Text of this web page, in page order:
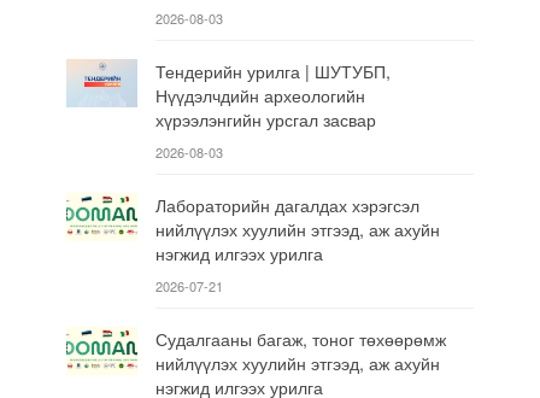
2026-08-03
Тендерийн урилга | ШУТУБП,
Нүүдэлчдийн археологийн
хүрээлэнгийн урсгал засвар
2026-08-03
Лабораторийн дагалдах хэрэгсэл
нийлүүлэх хуулийн этгээд, аж ахуйн
нэгжид илгээх урилга
2026-07-21
Судалгааны багаж, тоног төхөөрөмж
нийлүүлэх хуулийн этгээд, аж ахуйн
нэгжид илгээх урилга